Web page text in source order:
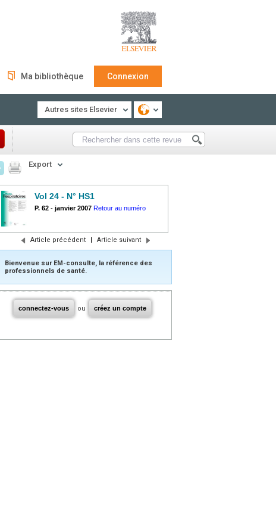
Ma bibliothèque Connexion
Autres sites Elsevier
Export
Vol 24 - N° HS1
P. 62 - janvier 2007 Retour au numéro
Article précédent | Article suivant
Bienvenue sur EM-consulte, la référence des
professionnels de santé.
connectez-vous ou créez un compte